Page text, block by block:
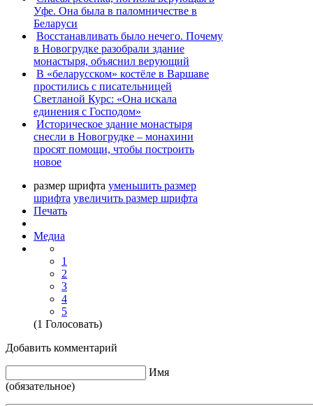
Уфе. Она была в паломничестве в
Беларуси
Восстанавливать было нечего. Почему
в Новогрудке разобрали здание
монастыря, объяснил верующий
В «беларусском» костёле в Варшаве
простились с писательницей
Светланой Курс: «Она искала
единения с Господом»
Историческое здание монастыря
снесли в Новогрудке – монахини
просят помощи, чтобы построить
новое
размер шрифта уменьшить размер
шрифта увеличить размер шрифта
Печать
Медиа
1
2
3
4
5
(1 Голосовать)
Добавить комментарий
Имя
(обязательное)